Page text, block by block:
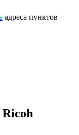
адреса пунктов